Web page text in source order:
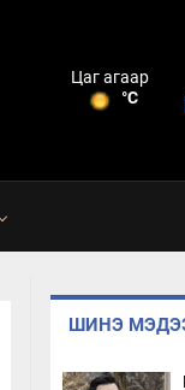
Цаг агаар
°C
ШИНЭ